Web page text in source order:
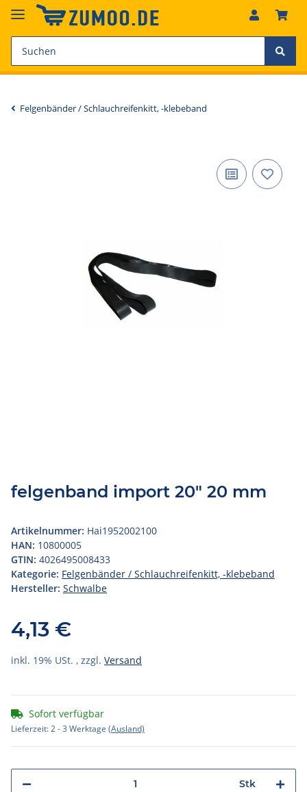
Felgenbänder / Schlauchreifenkitt, -klebeband
felgenband import 20" 20 mm
Artikelnummer: Hai1952002100
HAN: 10800005
GTIN: 4026495008433
Kategorie: Felgenbänder / Schlauchreifenkitt, -klebeband
Hersteller: Schwalbe
4,13 €
inkl. 19% USt. , zzgl. Versand
Sofort verfügbar
Lieferzeit:2 - 3 Werktage (Ausland)
Stk